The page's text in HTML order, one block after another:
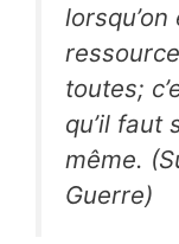
toutes;
qu’il faut
même.
Guerre)